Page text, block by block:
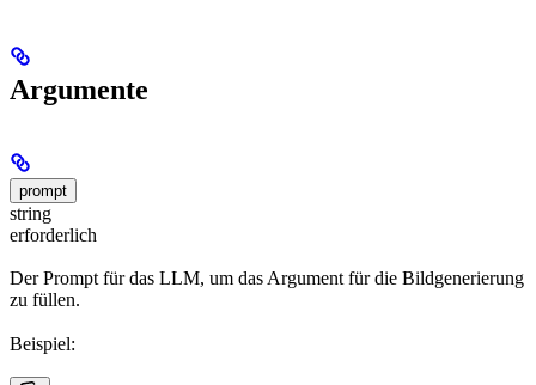
Argumente
prompt
string
erforderlich
Der Prompt für das LLM, um das Argument für die Bildgenerierung
zu füllen.
Beispiel: